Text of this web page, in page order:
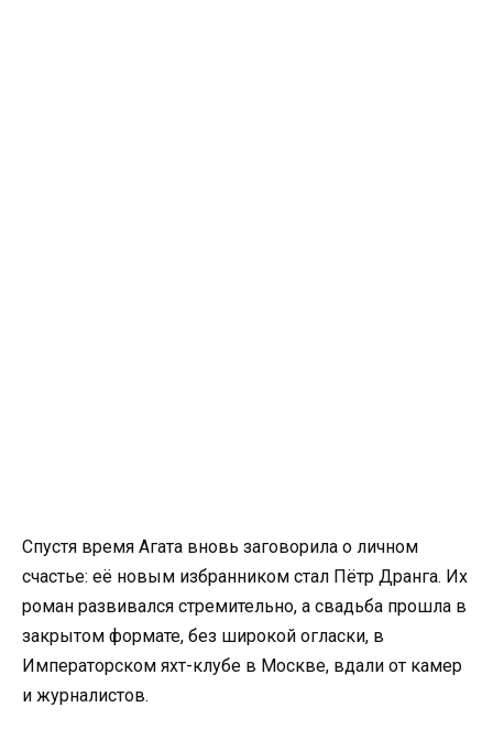
Спустя время Агата вновь заговорила о личном
счастье: её новым избранником стал Пётр Дранга. Их
роман развивался стремительно, а свадьба прошла в
закрытом формате, без широкой огласки, в
Императорском яхт-клубе в Москве, вдали от камер
и журналистов.